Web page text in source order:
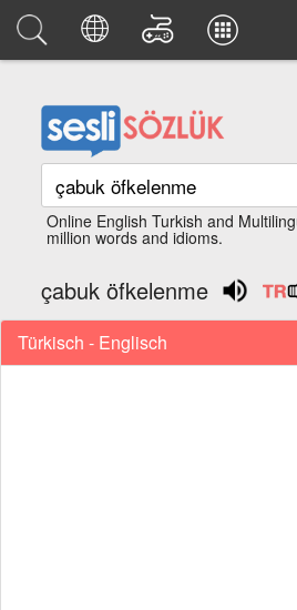
Online English Turkish and
million words and idioms.
çabuk öfkelenme
Türkisch - Englisch